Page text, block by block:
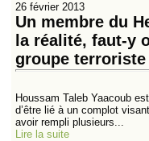
26 février 2013
Un membre du
la réalité, faut-y
groupe terroriste
Houssam Taleb Yaacoub
d’être lié à un complot
avoir rempli plusieurs...
Lire la suite